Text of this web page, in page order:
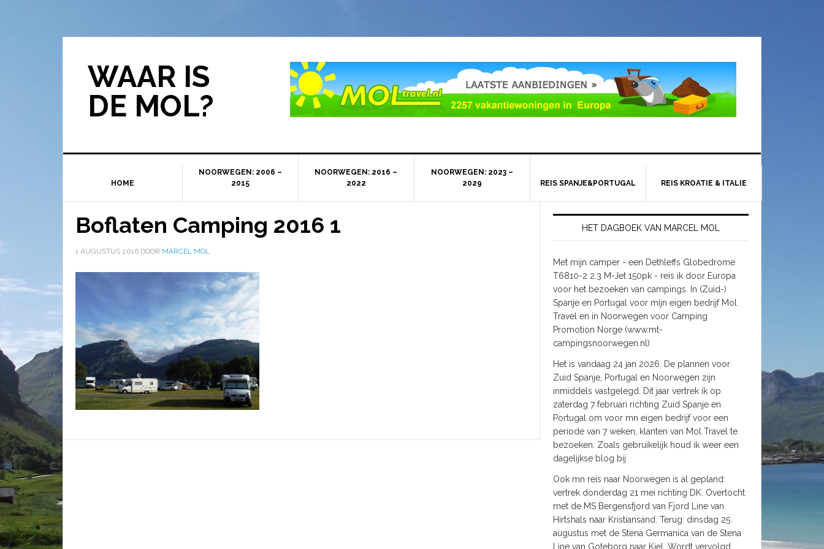
WAAR IS
DE MOL?
HOME
NOORWEGEN: 2006 –
2015
NOORWEGEN: 2016 –
2022
NOORWEGEN: 2023 –
2029
REIS SPANJE&PORTUGAL REIS KROATIE & ITALIE
Boflaten Camping 2016 1
1 AUGUSTUS 2016 DOOR MARCEL MOL
HET DAGBOEK VAN MARCEL MOL
Met mijn camper - een Dethleffs Globedrome
T6810-2 2.3 M-Jet 150pk - reis ik door Europa
voor het bezoeken van campings. In (Zuid-)
Spanje en Portugal voor mijn eigen bedrijf Mol
Travel en in Noorwegen voor Camping
Promotion Norge (www.mt-
campingsnoorwegen.nl)
Het is vandaag 24 jan 2026. De plannen voor
Zuid Spanje, Portugal en Noorwegen zijn
inmiddels vastgelegd. Dit jaar vertrek ik op
zaterdag 7 februari richting Zuid Spanje en
Portugal om voor mn eigen bedrijf voor een
periode van 7 weken, klanten van Mol Travel te
bezoeken. Zoals gebruikelijk houd ik weer een
dagelijkse blog bij.
Ook mn reis naar Noorwegen is al gepland:
vertrek donderdag 21 mei richting DK. Overtocht
met de MS Bergensfjord van Fjord Line van
Hirtshals naar Kristiansand. Terug: dinsdag 25
augustus met de Stena Germanica van de Stena
Line van Goteborg naar Kiel. Wordt vervolgd.